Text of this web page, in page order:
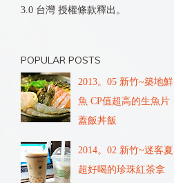
3.0 台灣 授權條款釋出。
POPULAR POSTS
2013。05 新竹~築地鮮
魚 CP值超高的生魚片
蓋飯丼飯
2014。02 新竹~迷客夏
超好喝的珍珠紅茶拿